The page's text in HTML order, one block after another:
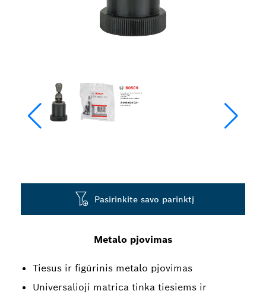
Metalo pjovimas
Tiesus ir figūrinis metalo pjovimas
Universalioji matrica tinka tiesiems ir
Pasirinkite savo parinktį